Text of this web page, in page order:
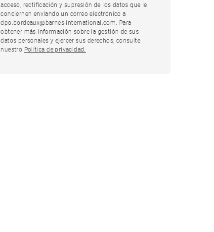
acceso, rectificación y supresión de los datos que le
conciernen enviando un correo electrónico a
dpo.bordeaux@barnes-international.com. Para
obtener más información sobre la gestión de sus
datos personales y ejercer sus derechos, consulte
nuestro Política de privacidad.